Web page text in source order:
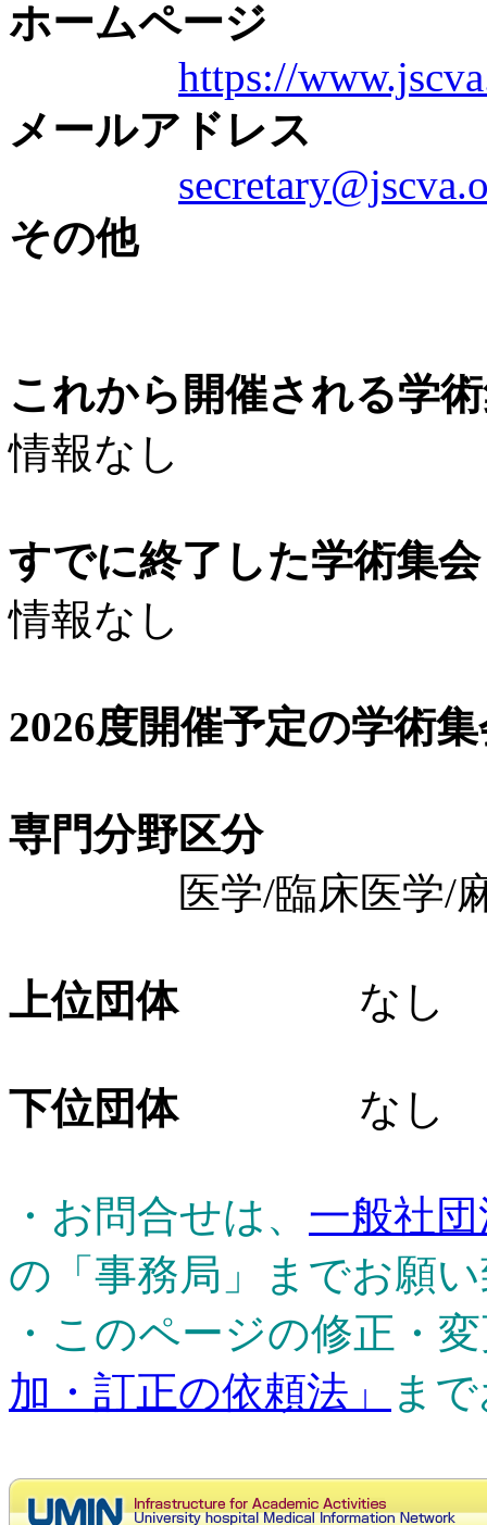
ホームページ
https://
メールアドレス
その他
これから開催される学
情報なし
すでに終了した学術集
情報なし
2026度開催予定の学術
専門分野区分
医学/臨床医学/麻
上位団体なし
下位団体なし
・お問合せは、 一般社
の「事務局」までお願
・このページの修正・
加・訂正の依頼法」
ま